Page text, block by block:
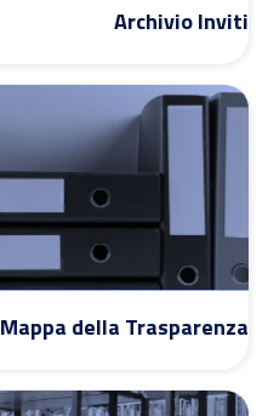
Archivio Inviti
Mappa della Trasparenza